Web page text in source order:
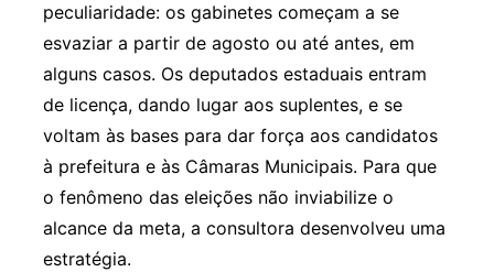
peculiaridade: os gabinetes começam a se
esvaziar a partir de agosto ou até antes, em
alguns casos. Os deputados estaduais entram
de licença, dando lugar aos suplentes, e se
voltam às bases para dar força aos candidatos
à prefeitura e às Câmaras Municipais. Para que
o fenômeno das eleições não inviabilize o
alcance da meta, a consultora desenvolveu uma
estratégia.